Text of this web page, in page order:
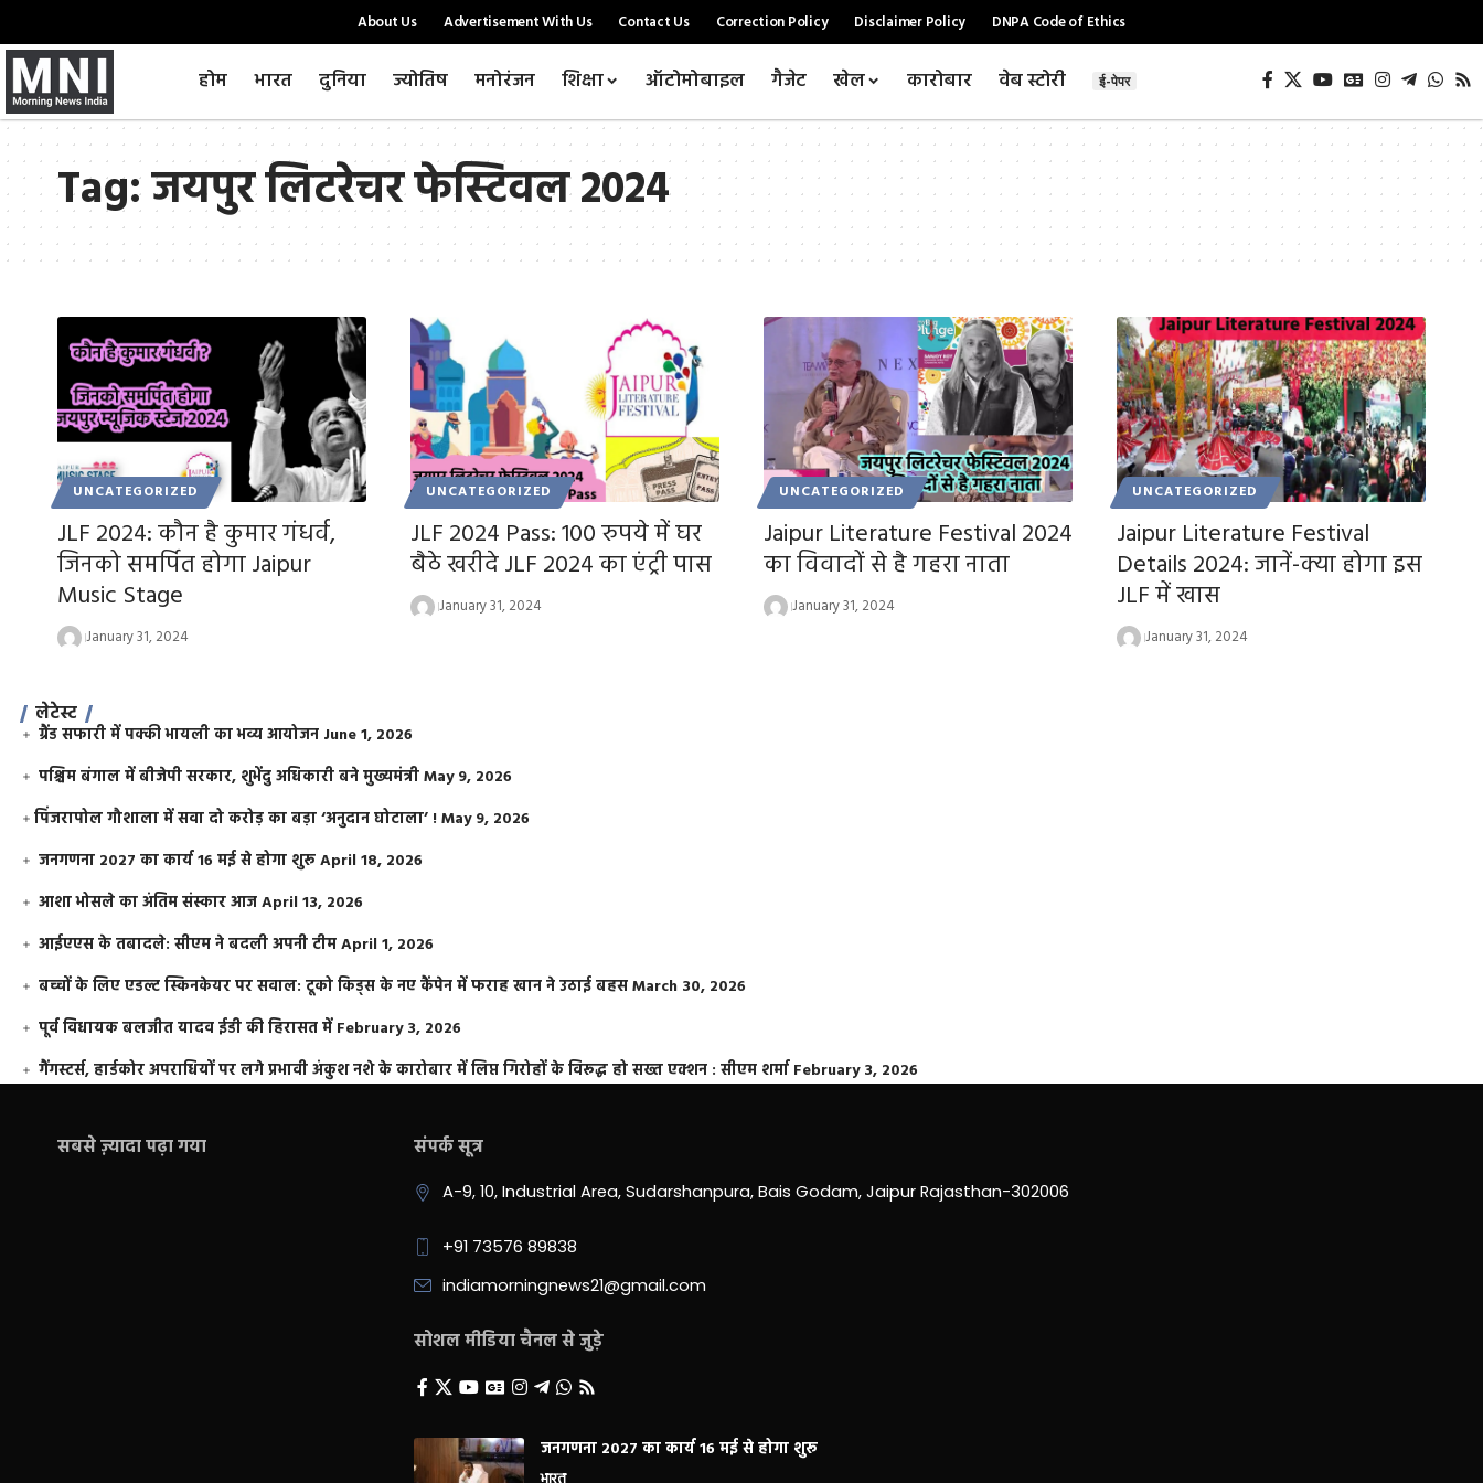
About Us Advertisement With Us Contact Us Correction Policy Disclaimer Policy DNPA Code of Ethics
होम भारत दुनिया ज्योतिष मनोरंजन शिक्षा ऑटोमोबाइल गैजेट खेल कारोबार वेब स्टोरी ई-पेपर
Tag:जयपुर लिटरेचर फेस्टिवल 2024
UNCATEGORIZED
JLF 2024: कौन है कुमार गंधर्व,
जिनको समर्पित होगा Jaipur
Music Stage
January 31, 2024
UNCATEGORIZED
JLF 2024 Pass: 100 रुपये में घर
बैठे खरीदे JLF 2024 का एंट्री पास
January 31, 2024
UNCATEGORIZED
Jaipur Literature Festival 2024
का विवादों से है गहरा नाता
January 31, 2024
UNCATEGORIZED
Jaipur Literature Festival
Details 2024: जानें-क्या होगा इस
JLF में खास
January 31, 2024
लेटेस्ट
ग्रैंड सफारी में पक्की भायली का भव्य आयोजन June 1, 2026
पश्चिम बंगाल में बीजेपी सरकार, शुभेंदु अधिकारी बने मुख्यमंत्रीMay 9, 2026
​पिंजरापोल गौशाला में सवा दो करोड़ का बड़ा ‘अनुदान घोटाला’ !May 9, 2026
जनगणना 2027 का कार्य 16 मई से होगा शुरूApril 18, 2026
आशा भोसले का अंतिम संस्कार आजApril 13, 2026
आईएएस के तबादले: सीएम ने बदली अपनी टीमApril 1, 2026
बच्चों के लिए एडल्ट स्किनकेयर पर सवाल: टूको किड्स के नए कैंपेन में फराह खान ने उठाई बहसMarch 30, 2026
पूर्व विधायक बलजीत यादव ईडी की हिरासत में February 3, 2026
गैंगस्टर्स, हार्डकोर अपराधियों पर लगे प्रभावी अंकुश नशे के कारोबार में लिप्त गिरोहों के विरूद्ध हो सख्त एक्शन : सीएम शर्मा February 3, 2026
सबसे ज़्यादा पढ़ा गया संपर्क सूत्र
A-9, 10, Industrial Area, Sudarshanpura, Bais Godam, Jaipur Rajasthan-302006
+91 73576 89838
indiamorningnews21@gmail.com
सोशल मीडिया चैनल से जुड़े
जनगणना 2027 का कार्य 16 मई से होगा शुरू